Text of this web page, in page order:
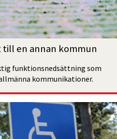
en annan kommun
funktionsnedsättning som
kommunikationer.